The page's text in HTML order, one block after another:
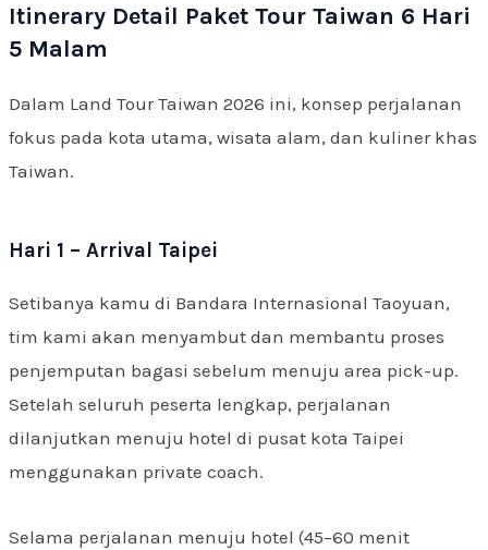
Itinerary Detail Paket Tour Taiwan 6 Hari
5 Malam
Dalam Land Tour Taiwan 2026 ini, konsep perjalanan
fokus pada kota utama, wisata alam, dan kuliner khas
Taiwan.
Hari 1 – Arrival Taipei
Setibanya kamu di Bandara Internasional Taoyuan,
tim kami akan menyambut dan membantu proses
penjemputan bagasi sebelum menuju area pick-up.
Setelah seluruh peserta lengkap, perjalanan
dilanjutkan menuju hotel di pusat kota Taipei
menggunakan private coach.
Selama perjalanan menuju hotel (45–60 menit